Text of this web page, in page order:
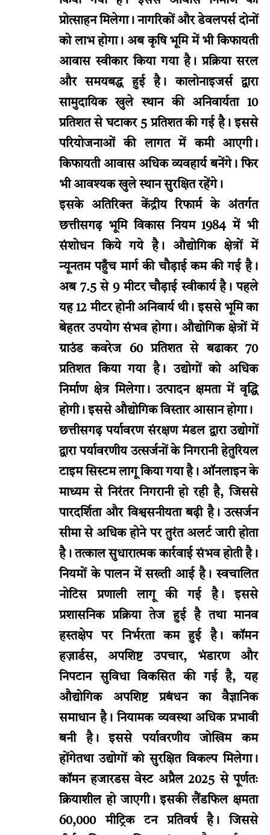
प्रोत्साहन मिलेगा। नागरिकों और डेवलपर्स दोनों
को लाभ होगा। अब कृषि भूमि में भी किफायती
आवास स्वीकार किया गया है। प्रक्रिया सरल
और समयबद्ध हुई है। कालोनाइजर्स द्वारा
सामुदायिक खुले स्थान की अनिवार्यता 10
प्रतिशत से घटाकर 5 प्रतिशत की गई है। इससे
परियोजनाओं की लागत में कमी आएगी।
किफायती आवास अधिक व्यवहार्य बनेंगे। फिर
भी आवश्यक खुले स्थान सुरक्षित रहेंगे।
इसके अतिरिक्त केंद्रीय रिफार्म के अंतर्गत
छत्तीसगढ़ भूमि विकास नियम 1984 में भी
संशोधन किये गये है। औद्योगिक क्षेत्रों में
न्यूनतम पहुँच मार्ग की चौड़ाई कम की गई है।
अब 7.5 से 9 मीटर चौड़ाई स्वीकार्य है। पहले
यह 12 मीटर होनी अनिवार्य थी। इससे भूमि का
बेहतर उपयोग संभव होगा। औद्योगिक क्षेत्रों में
ग्राउंड कवरेज 60 प्रतिशत से बढाकर 70
प्रतिशत किया गया है। उद्योगों को अधिक
निर्माण क्षेत्र मिलेगा। उत्पादन क्षमता में वृद्धि
होगी। इससे औद्योगिक विस्तार आसान होगा।
छत्तीसगढ़ पर्यावरण संरक्षण मंडल द्वारा उद्योगों
द्वारा पर्यावरणीय उत्सर्जनों के निगरानी हेतुरियल
टाइम सिस्टम लागू किया गया है। ऑनलाइन के
माध्यम से निरंतर निगरानी हो रही है, जिससे
पारदर्शिता और विश्वसनीयता बढ़ी है। उत्सर्जन
सीमा से अधिक होने पर तुरंत अलर्ट जारी होता
है। तत्काल सुधारात्मक कार्रवाई संभव होती है।
नियमों के पालन में सख्ती आई है। स्वचालित
नोटिस प्रणाली लागू की गई है। इससे
प्रशासनिक प्रक्रिया तेज हुई है तथा मानव
हस्तक्षेप पर निर्भरता कम हुई है। कॉमन
हज़ार्डस, अपशिष्ट उपचार, भंडारण और
निपटान सुविधा विकसित की गई है, यह
औद्योगिक अपशिष्ट प्रबंधन का वैज्ञानिक
समाधान है। नियामक व्यवस्था अधिक प्रभावी
बनी है। इससे पर्यावरणीय जोखिम कम
होंगेतथा उद्योगों को सुरक्षित विकल्प मिलेगा।
कॉमन हजारडस वेस्ट अप्रैल 2025 से पूर्णतः
क्रियाशील हो जाएगी। इसकी लैंडफिल क्षमता
60,000 मीट्रिक टन प्रतिवर्ष है। जिससे